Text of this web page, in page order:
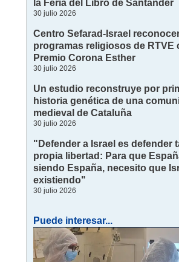
la Feria del Libro de Santander
30 julio 2026
Centro Sefarad-Israel
programas religiosos de RTVE
Premio Corona Esther
30 julio 2026
Un estudio reconstruye por
historia genética de una
medieval de Cataluña
30 julio 2026
"Defender a Israel es defender
propia libertad: Para que
siendo España, necesito que
existiendo"
30 julio 2026
Puede interesar...